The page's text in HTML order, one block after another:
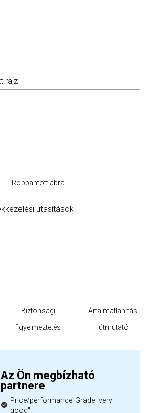
rajz
Robbantott ábra
utasítások
Biztonsági
figyelmeztetés
Ártalmatlanítási
útmutató
Az Ön megbízható
partnere
Price/performance: Grade "very
good"